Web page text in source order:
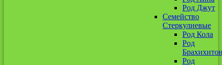
Род Джут
Семейство
Стеркулиевые
Род Кола
Род
Род